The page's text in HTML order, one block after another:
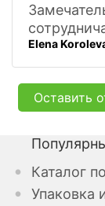
Elena
Оставить
Каталог
Упаковка